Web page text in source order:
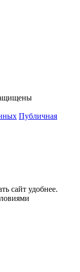
Публичная
сайт удобнее.